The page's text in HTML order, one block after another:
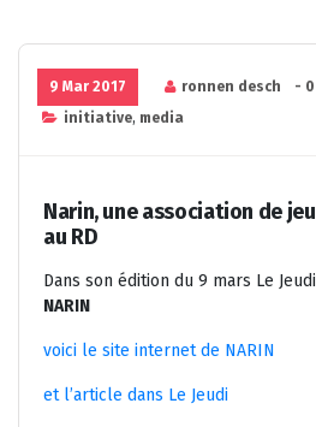
9 Mar 2017 ronnen desch
-
initiative, media
Narin, une association de
au RD
Dans son édition du 9 mars Le
NARIN
voici le site internet de NARIN
et l’article dans Le Jeudi